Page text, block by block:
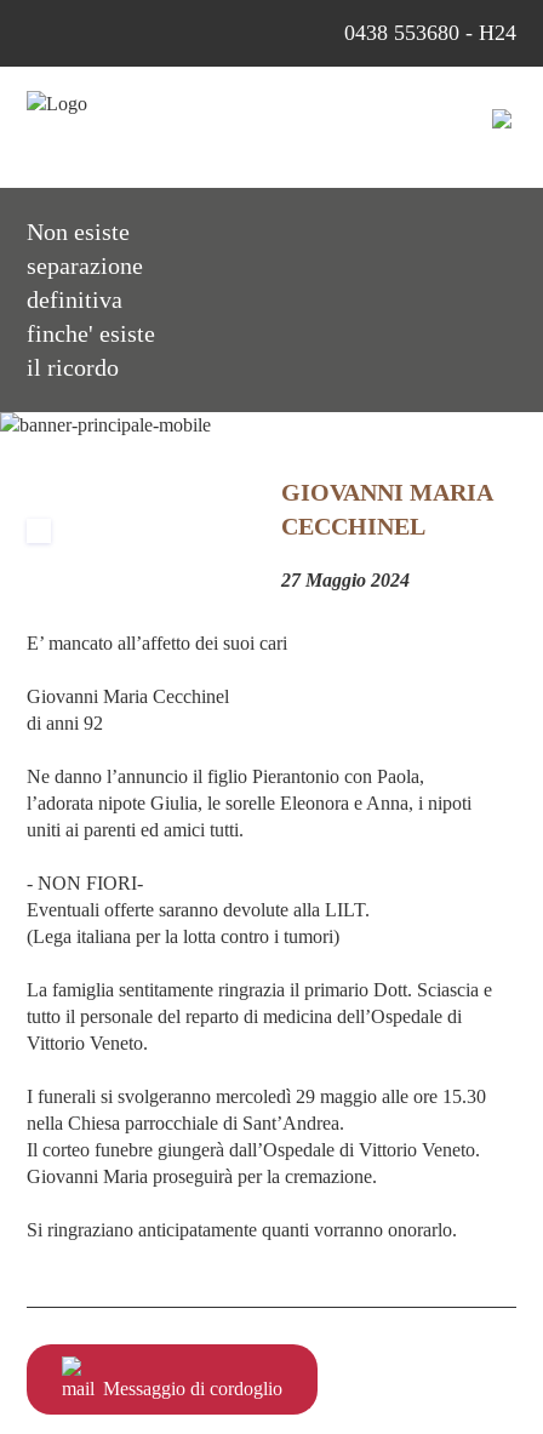
0438 553680 - H24
Non esiste
separazione
definitiva
finche' esiste
il ricordo
GIOVANNI MARIA
CECCHINEL
27 Maggio 2024
E’ mancato all’affetto dei suoi cari
Giovanni Maria Cecchinel
di anni 92
Ne danno l’annuncio il figlio Pierantonio con Paola,
l’adorata nipote Giulia, le sorelle Eleonora e Anna, i nipoti
uniti ai parenti ed amici tutti.
- NON FIORI-
Eventuali offerte saranno devolute alla LILT.
(Lega italiana per la lotta contro i tumori)
La famiglia sentitamente ringrazia il primario Dott. Sciascia e
tutto il personale del reparto di medicina dell’Ospedale di
Vittorio Veneto.
I funerali si svolgeranno mercoledì 29 maggio alle ore 15.30
nella Chiesa parrocchiale di Sant’Andrea.
Il corteo funebre giungerà dall’Ospedale di Vittorio Veneto.
Giovanni Maria proseguirà per la cremazione.
Si ringraziano anticipatamente quanti vorranno onorarlo.
Messaggio di cordoglio